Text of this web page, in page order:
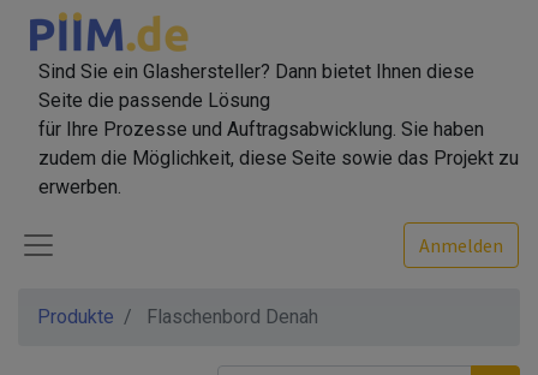
Sind Sie ein Glashersteller? Dann bietet Ihnen diese
Seite die passende Lösung
für Ihre Prozesse und Auftragsabwicklung. Sie haben
zudem die Möglichkeit, diese Seite sowie das Projekt zu
erwerben.
Anmelden
Produkte Flaschenbord Denah